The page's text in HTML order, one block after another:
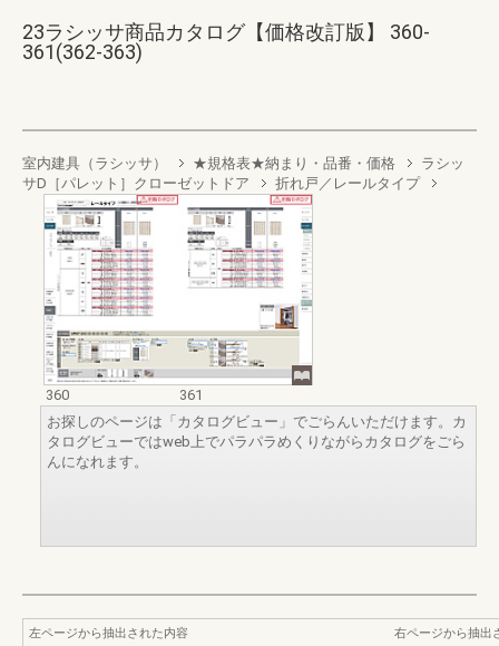
23ラシッサ商品カタログ【価格改訂版】 360-
361(362-363)
室内建具（ラシッサ） ★規格表★納まり・品番・価格
ラシッ
サD［パレット］クローゼットドア
折れ戸／レールタイプ
360
361
お探しのページは「カタログビュー」でごらんいただけます。カ
タログビューではweb上でパラパラめくりながらカタログをごら
んになれます。
左ページから抽出された内容
右ページから抽出